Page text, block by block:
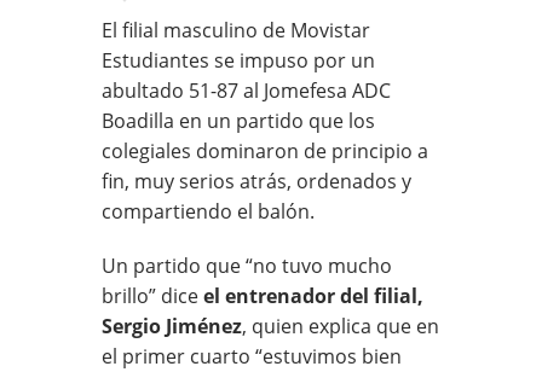
El filial masculino de Movistar
Estudiantes se impuso por un
abultado 51-87 al Jomefesa ADC
Boadilla en un partido que los
colegiales dominaron de principio a
fin, muy serios atrás, ordenados y
compartiendo el balón.
Un partido que “no tuvo mucho
brillo” diceel entrenador del filial,
Sergio Jiménez, quien explica que en
el primer cuarto “estuvimos bien